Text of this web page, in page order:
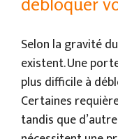
Selon la gravité
existent. Une
plus difficile à
Certaines
tandis que